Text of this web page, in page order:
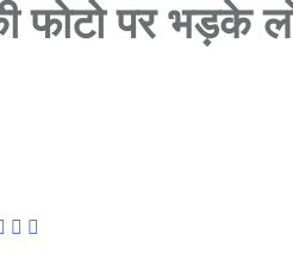
पर भड़के
LinkedIn
Whatsapp